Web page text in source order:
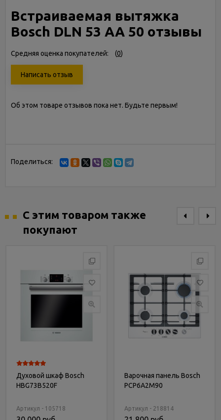
Встраиваемая вытяжка
Bosch DLN 53 AA 50 отзывы
Средняя оценка покупателей: (0)
Написать отзыв
Об этом товаре отзывов пока нет. Будьте первым!
Поделиться:
С этим товаром также
покупают
Духовой шкаф Bosch
HBG73B520F
Артикул - 105718
Варочная панель Bosch
PCP6A2M90
Артикул - 218814